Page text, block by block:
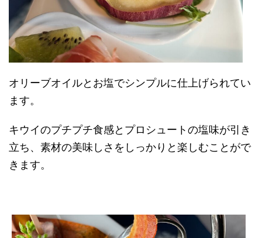
オリーブオイルとお塩でシンプルに仕上げられてい
ます。
キウイのプチプチ食感とプロシュートの塩味が引き
立ち、素材の美味しさをしっかりと楽しむことがで
きます。